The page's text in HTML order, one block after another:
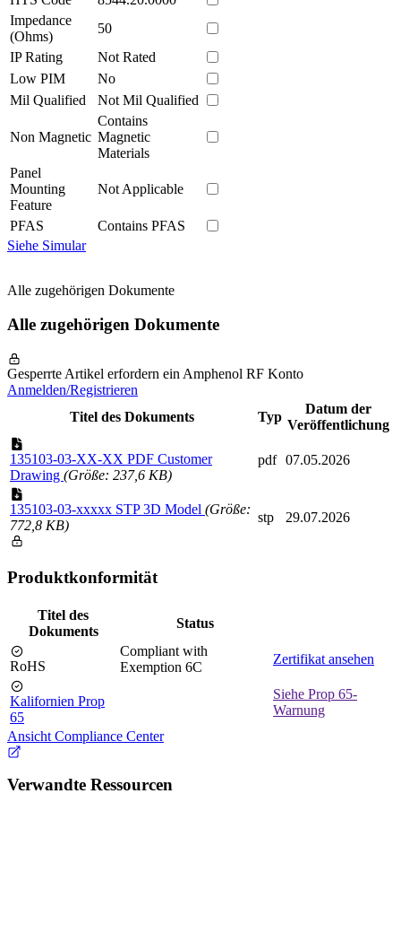
Impedance
(Ohms)
50
IP Rating
Not Rated
Low PIM
No
Mil Qualified
Not Mil Qualified
Non Magnetic
Contains
Magnetic
Materials
Panel
Mounting
Feature
Not Applicable
PFAS
Contains PFAS
Siehe Simular
Alle zugehörigen Dokumente
Alle zugehörigen Dokumente
Gesperrte Artikel erfordern ein Amphenol RF Konto
Anmelden/Registrieren
Titel des Dokuments
Typ
Datum der
Veröffentlichung
135103-03-XX-XX PDF Customer
Drawing (Größe: 237,6 KB)
pdf 07.05.2026
135103-03-xxxxx STP 3D Model (Größe:
772,8 KB)
stp 29.07.2026
Produktkonformität
Titel des
Dokuments
Status
RoHS
Compliant with
Exemption 6C
Zertifikat ansehen
Kalifornien Prop
65
Siehe Prop 65-
Warnung
Ansicht Compliance Center
Verwandte Ressourcen